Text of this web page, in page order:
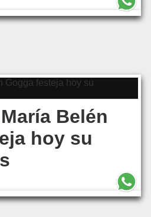
María Belén
hoy su